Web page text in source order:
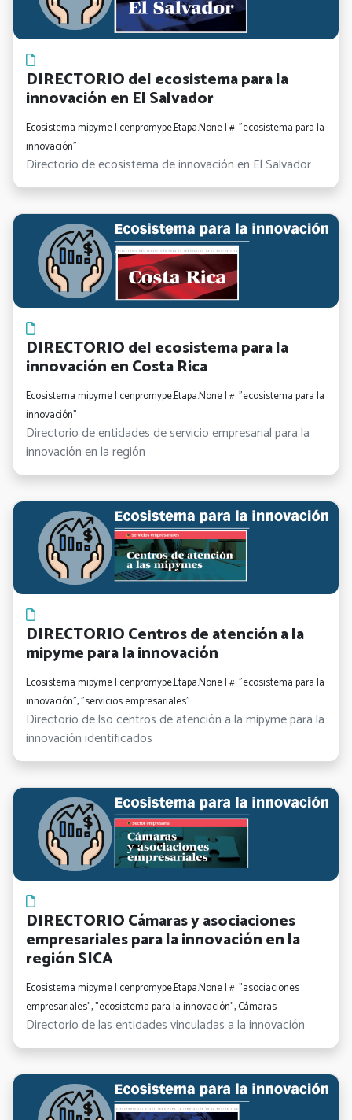
DIRECTORIO del ecosistema para la
innovación en El Salvador
Ecosistema mipyme | cenpromype.Etapa.None | #: "ecosistema para la
innovación"
Directorio de ecosistema de innovación en El Salvador
DIRECTORIO del ecosistema para la
innovación en Costa Rica
Ecosistema mipyme | cenpromype.Etapa.None | #: "ecosistema para la
innovación"
Directorio de entidades de servicio empresarial para la
innovación en la región
DIRECTORIO Centros de atención a la
mipyme para la innovación
Ecosistema mipyme | cenpromype.Etapa.None | #: "ecosistema para la
innovación", "servicios empresariales"
Directorio de lso centros de atención a la mipyme para la
innovación identificados
DIRECTORIO Cámaras y asociaciones
empresariales para la innovación en la
región SICA
Ecosistema mipyme | cenpromype.Etapa.None | #: "asociaciones
empresariales", "ecosistema para la innovación", Cámaras
Directorio de las entidades vinculadas a la innovación